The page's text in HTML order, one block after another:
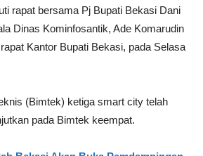
rapat bersama Pj Bupati Bekasi Dani
Dinas Kominfosantik, Ade Komarudin
Kantor Bupati Bekasi, pada Selasa
(Bimtek) ketiga smart city telah
pada Bimtek keempat.